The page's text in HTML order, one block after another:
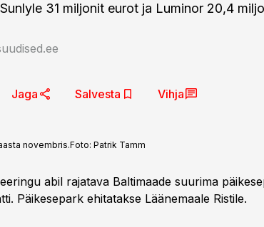
31 miljonit eurot ja Luminor 20,4
Jaga Salvesta Vihja
novembris.Foto: Patrik Tamm
abil rajatava Baltimaade suurima
Päikesepark ehitatakse Läänemaale Ristile.